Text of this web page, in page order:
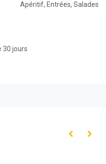
Apéritif, Entrées, Salades
30 jours